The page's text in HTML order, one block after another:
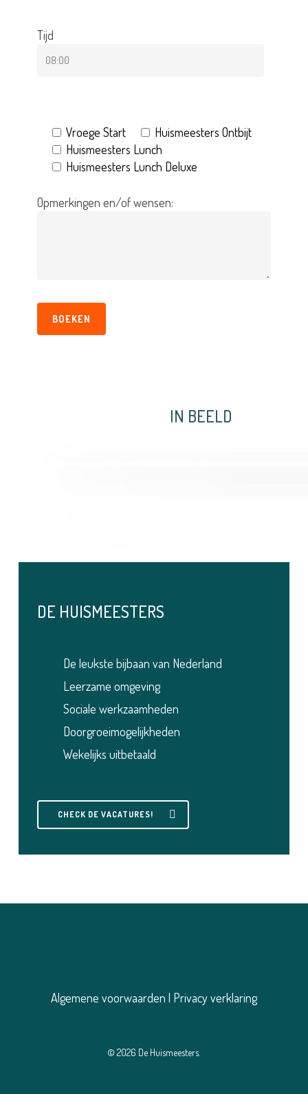
Tijd
Vroege Start
Huismeesters Ontbijt
Huismeesters Lunch
Huismeesters Lunch Deluxe
Opmerkingen en/of wensen:
IN BEELD
DE HUISMEESTERS
De leukste bijbaan van Nederland
Leerzame omgeving
Sociale werkzaamheden
Doorgroeimogelijkheden
Wekelijks uitbetaald
CHECK DE VACATURES!
Algemene voorwaarden | Privacy verklaring
© 2026 De Huismeesters.